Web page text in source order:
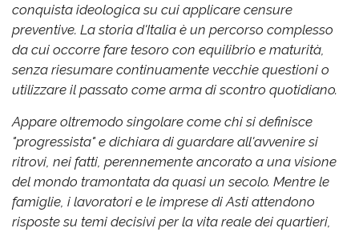
conquista ideologica su cui applicare censure
preventive. La storia d'Italia è un percorso complesso
da cui occorre fare tesoro con equilibrio e maturità,
senza riesumare continuamente vecchie questioni o
utilizzare il passato come arma di scontro quotidiano.
Appare oltremodo singolare come chi si definisce
"progressista" e dichiara di guardare all'avvenire si
ritrovi, nei fatti, perennemente ancorato a una visione
del mondo tramontata da quasi un secolo. Mentre le
famiglie, i lavoratori e le imprese di Asti attendono
risposte su temi decisivi per la vita reale dei quartieri,